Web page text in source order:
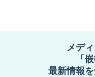
メデ
「
最新情報